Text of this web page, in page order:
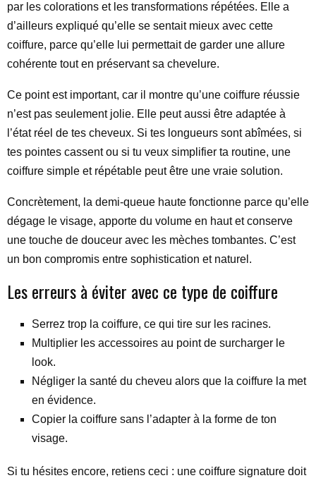
par les colorations et les transformations répétées. Elle a
d’ailleurs expliqué qu’elle se sentait mieux avec cette
coiffure, parce qu’elle lui permettait de garder une allure
cohérente tout en préservant sa chevelure.
Ce point est important, car il montre qu’une coiffure réussie
n’est pas seulement jolie. Elle peut aussi être adaptée à
l’état réel de tes cheveux. Si tes longueurs sont abîmées, si
tes pointes cassent ou si tu veux simplifier ta routine, une
coiffure simple et répétable peut être une vraie solution.
Concrètement, la demi-queue haute fonctionne parce qu’elle
dégage le visage, apporte du volume en haut et conserve
une touche de douceur avec les mèches tombantes. C’est
un bon compromis entre sophistication et naturel.
Les erreurs à éviter avec ce type de coiffure
Serrez trop la coiffure, ce qui tire sur les racines.
Multiplier les accessoires au point de surcharger le
look.
Négliger la santé du cheveu alors que la coiffure la met
en évidence.
Copier la coiffure sans l’adapter à la forme de ton
visage.
Si tu hésites encore, retiens ceci : une coiffure signature doit